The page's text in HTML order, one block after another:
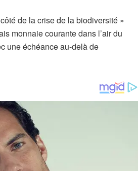
de la crise de la biodiversité »
monnaie courante dans l’air du
une échéance au-delà de